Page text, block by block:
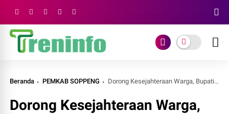
Beranda PEMKAB SOPPENG Dorong Kesejahteraan Warga, Bupati Soppeng dan Dandim 1423 Tinjau Koperasi Desa Merah Putih
Dorong Kesejahteraan Warga,